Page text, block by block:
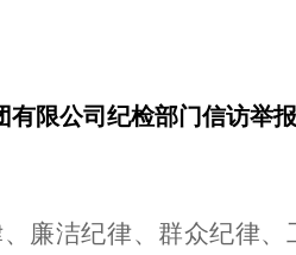
有限公司纪检部门信访举
廉洁纪律、群众纪律